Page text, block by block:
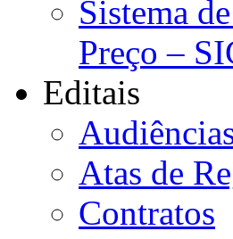
Sistema
Preço –
Editais
Atas de
Contratos